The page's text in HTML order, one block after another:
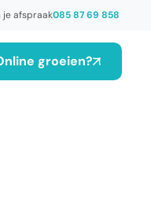
je afspraak085 87 69 858
groeien?